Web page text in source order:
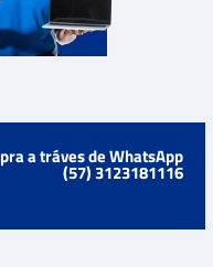
a tráves de WhatsApp
(57) 3123181116